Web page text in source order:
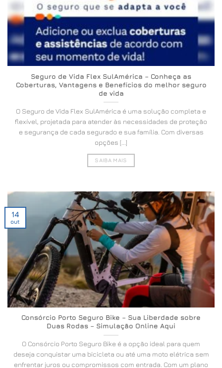
Seguro de Vida Flex SulAmérica – Conheça as
Coberturas, Vantagens e Benefícios do melhor seguro
de vida
O Seguro de Vida Flex SulAmérica é uma solução completa e
flexível, projetada para atender às necessidades de proteção
e segurança de cada segurado e sua família. Com diversas
opções [...]
SAIBA MAIS
Consórcio Porto Seguro Bike – Sua Liberdade sobre
Duas Rodas – Simulação Online Aqui
O Consórcio Porto Seguro Bike é a opção ideal para quem
deseja conquistar uma bicicleta ou até uma moto elétrica sem
enfrentar juros ou compromissos com entrada. Com um plano
14
out